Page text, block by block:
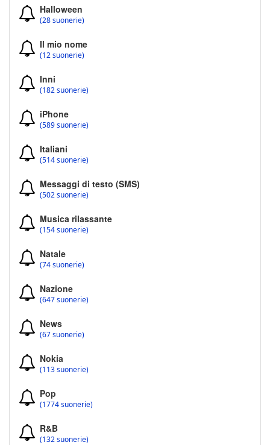
Halloween
(28 suonerie)
Il mio nome
(12 suonerie)
Inni
(182 suonerie)
iPhone
(589 suonerie)
Italiani
(514 suonerie)
Messaggi di testo (SMS)
(502 suonerie)
Musica rilassante
(154 suonerie)
Natale
(74 suonerie)
Nazione
(647 suonerie)
News
(67 suonerie)
Nokia
(113 suonerie)
Pop
(1774 suonerie)
R&B
(132 suonerie)